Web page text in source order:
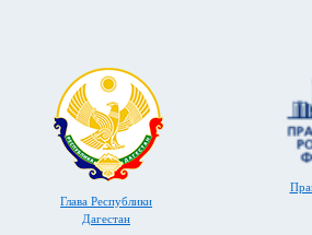
Глава Республики
Дагестан